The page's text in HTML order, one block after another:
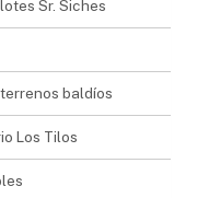
Sr. Siches
baldíos
Los Tilos